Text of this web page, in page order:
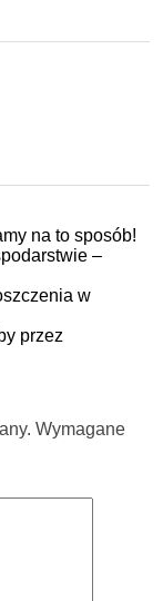
na to sposób!
–
w
przez
Wymagane